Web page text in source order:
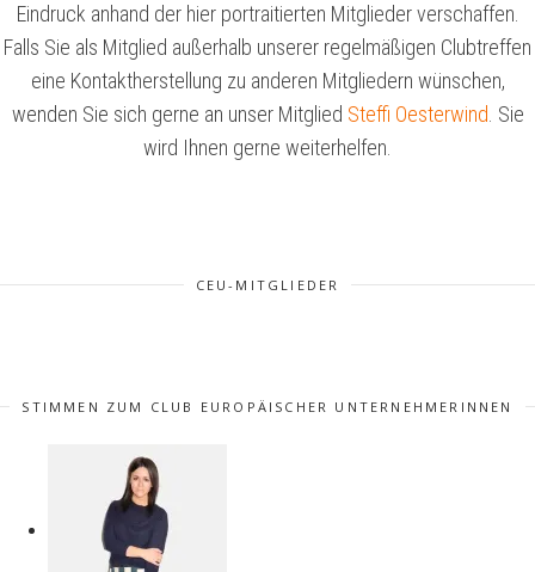
Eindruck anhand der hier portraitierten Mitglieder verschaffen.
Falls Sie als Mitglied außerhalb unserer regelmäßigen Clubtreffen
eine Kontaktherstellung zu anderen Mitgliedern wünschen,
wenden Sie sich gerne an unser Mitglied Steffi Oesterwind . Sie
wird Ihnen gerne weiterhelfen.
CEU-MITGLIEDER
STIMMEN ZUM CLUB EUROPÄISCHER UNTERNEHMERINNEN